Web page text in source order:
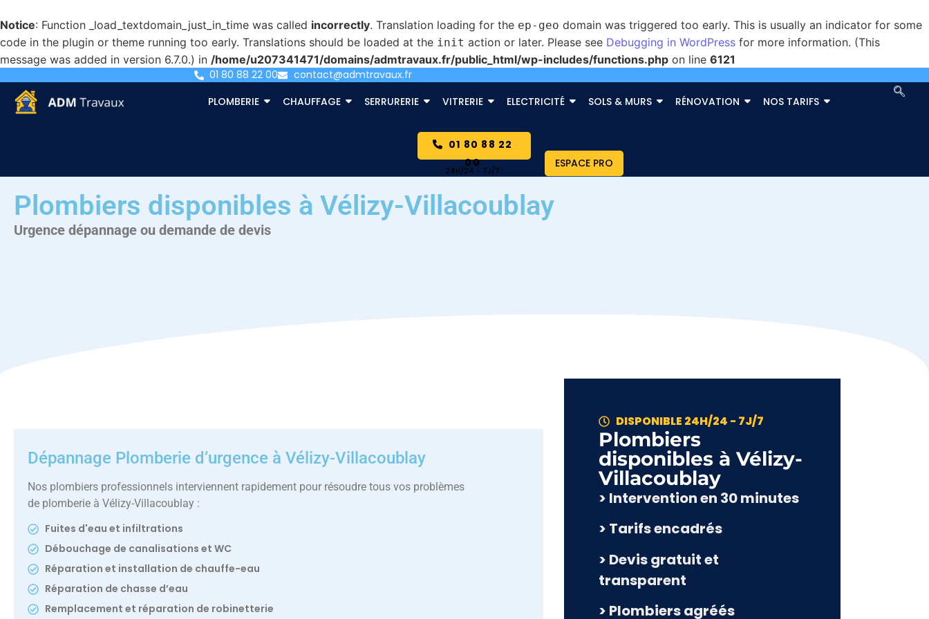
Notice: Function _load_textdomain_just_in_time was called incorrectly. Translation loading for the ep-geo domain was triggered too early. This is usually an indicator for some
code in the plugin or theme running too early. Translations should be loaded at the init action or later. Please see Debugging in WordPress for more information. (This
message was added in version 6.7.0.) in /home/u207341471/domains/admtravaux.fr/public_html/wp-includes/functions.php on line 6121
01 80 88 22 00
contact@admtravaux.fr
PLOMBERIE
CHAUFFAGE SERRURERIE VITRERIE ELECTRICITÉ SOLS & MURS RÉNOVATION NOS TARIFS
01 80 88 22
00
ESPACE PRO
Plombiers disponibles à Vélizy-Villacoublay
Urgence dépannage ou demande de devis
Dépannage Plomberie d’urgence à Vélizy-Villacoublay
Nos plombiers professionnels interviennent rapidement pour résoudre tous vos problèmes
de plomberie à Vélizy-Villacoublay :
Fuites d'eau et infiltrations
Débouchage de canalisations et WC
Réparation et installation de chauffe-eau
Réparation de chasse d’eau
Remplacement et réparation de robinetterie
DISPONIBLE 24H/24 - 7J/7
Plombiers
disponibles à Vélizy-
Villacoublay​
> Intervention en 30 minutes
> Tarifs encadrés
> Devis gratuit et
transparent
> Plombiers agréés